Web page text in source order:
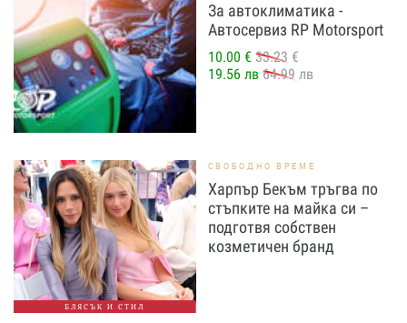
За автоклиматика -
Автосервиз RP Motorsport
10.00 € 33.23 €
19.56 лв 64.99 лв
БЛЯСЪК И СТИЛ
СВОБОДНО ВРЕМЕ
Харпър Бекъм тръгва по
стъпките на майка си –
подготвя собствен
козметичен бранд